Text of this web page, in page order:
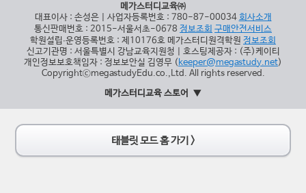
메가스터디교육㈜
대표이사 : 손성은 | 사업자등록번호 : 780-87-00034 회사소개
통신판매번호 : 2015-서울서초-0678 정보조회 구매안전서비스
학원설립∙운영등록번호 : 제10176호 메가스터디원격학원 정보조회
신고기관명 : 서울특별시 강남교육지원청 | 호스팅제공자 : (주)케이티
개인정보보호책임자 : 정보보안실 김영무 ( keeper@megastudy.net)
CopyrightⓒmegastudyEdu.co.,Ltd. All rights reserved.
메가스터디교육 스토어
태블릿 모드 홈 가기 >